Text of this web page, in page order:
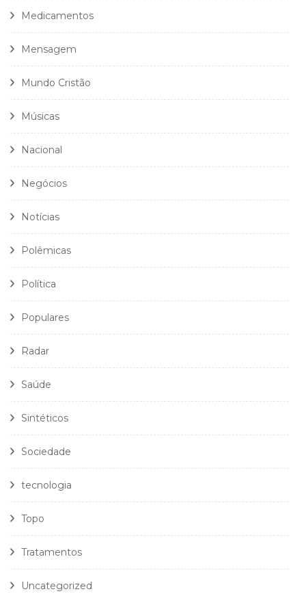
Medicamentos
Mensagem
Mundo Cristão
Músicas
Nacional
Negócios
Notícias
Polêmicas
Política
Populares
Radar
Saúde
Sintéticos
Sociedade
tecnologia
Topo
Tratamentos
Uncategorized